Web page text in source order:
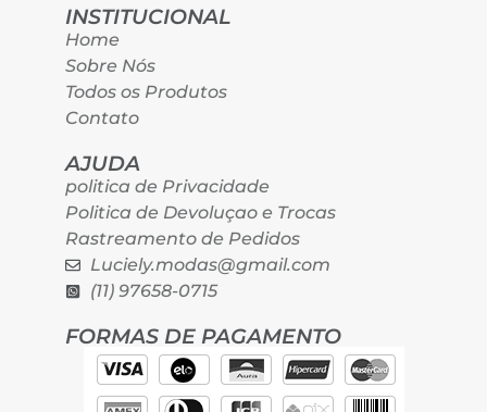
INSTITUCIONAL
Home
Sobre Nós
Todos os Produtos
Contato
AJUDA
politica de Privacidade
Politica de Devoluçao e Trocas
Rastreamento de Pedidos
Luciely.modas@gmail.com
(11) 97658-0715
FORMAS DE PAGAMENTO